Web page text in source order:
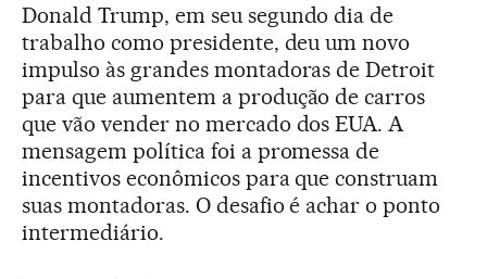
Donald Trump, em seu segundo dia de
trabalho como presidente, deu um novo
impulso às grandes montadoras de Detroit
para que aumentem a produção de carros
que vão vender no mercado dos EUA. A
mensagem política foi a promessa de
incentivos econômicos para que construam
suas montadoras. O desafio é achar o ponto
intermediário.